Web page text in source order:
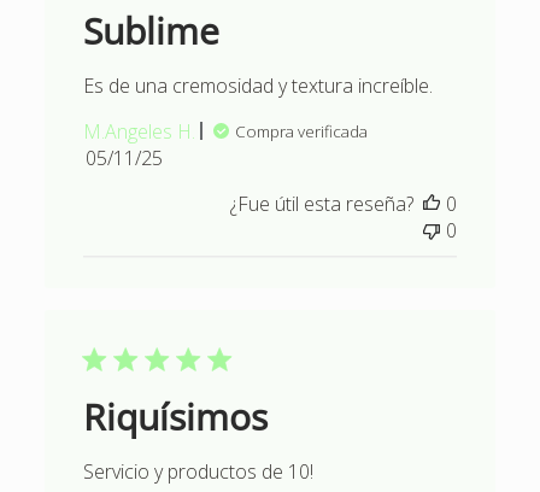
Sublime
Es de una cremosidad y textura increíble.
M.Angeles H.
Compra verificada
Fecha
05/11/25
¿Fue útil esta reseña?
0
0
Riquísimos
Servicio y productos de 10!